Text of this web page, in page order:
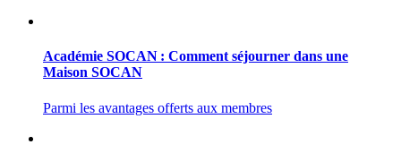
Académie SOCAN : Comment séjourner dans une
Maison SOCAN
Parmi les avantages offerts aux membres